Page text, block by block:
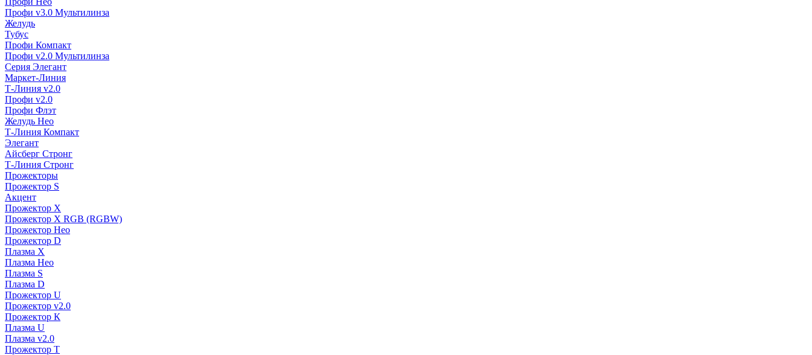
Профи v3.0 Мультилинза
Желудь
Тубус
Профи Компакт
Профи v2.0 Мультилинза
Серия Элегант
Маркет-Линия
Т-Линия v2.0
Профи v2.0
Профи Флэт
Желудь Нео
Т-Линия Компакт
Элегант
Айсберг Стронг
Т-Линия Стронг
Прожекторы
Прожектор S
Акцент
Прожектор X
Прожектор Х RGB (RGBW)
Прожектор Нео
Прожектор D
Плазма X
Плазма Нео
Плазма S
Плазма D
Прожектор U
Прожектор v2.0
Прожектор К
Плазма U
Плазма v2.0
Прожектор Т